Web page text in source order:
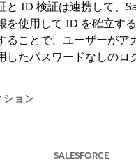
と ID 検証は連携して、
を使用して ID を確立す
ることで、ユーザーが
したパスワードなしの
ション
SALESFORCE